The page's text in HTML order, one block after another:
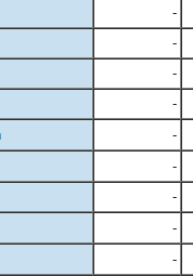
-
-
-
-
-
-
-
-
-